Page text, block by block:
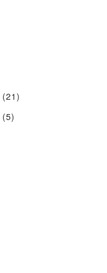
(21)
(5)